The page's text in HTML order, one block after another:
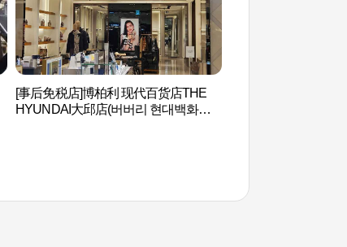
[事后免税店]博柏利 现代百货店THE
HYUNDAI大邱店(버버리 현대백화점